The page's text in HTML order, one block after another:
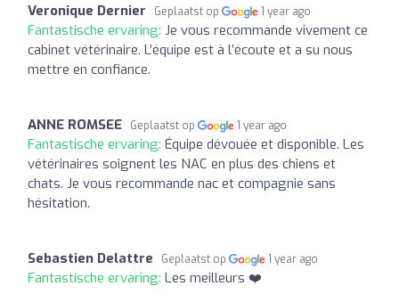
Veronique Dernier Geplaatst op 1 year ago
Fantastische ervaring: Je vous recommande vivement ce
cabinet vétérinaire. L’équipe est à l’écoute et a su nous
mettre en confiance.
ANNE ROMSEE Geplaatst op 1 year ago
Fantastische ervaring: Équipe dévouée et disponible. Les
vétérinaires soignent les NAC en plus des chiens et
chats. Je vous recommande nac et compagnie sans
hésitation.
Sebastien Delattre Geplaatst op 1 year ago
Fantastische ervaring: Les meilleurs ❤️